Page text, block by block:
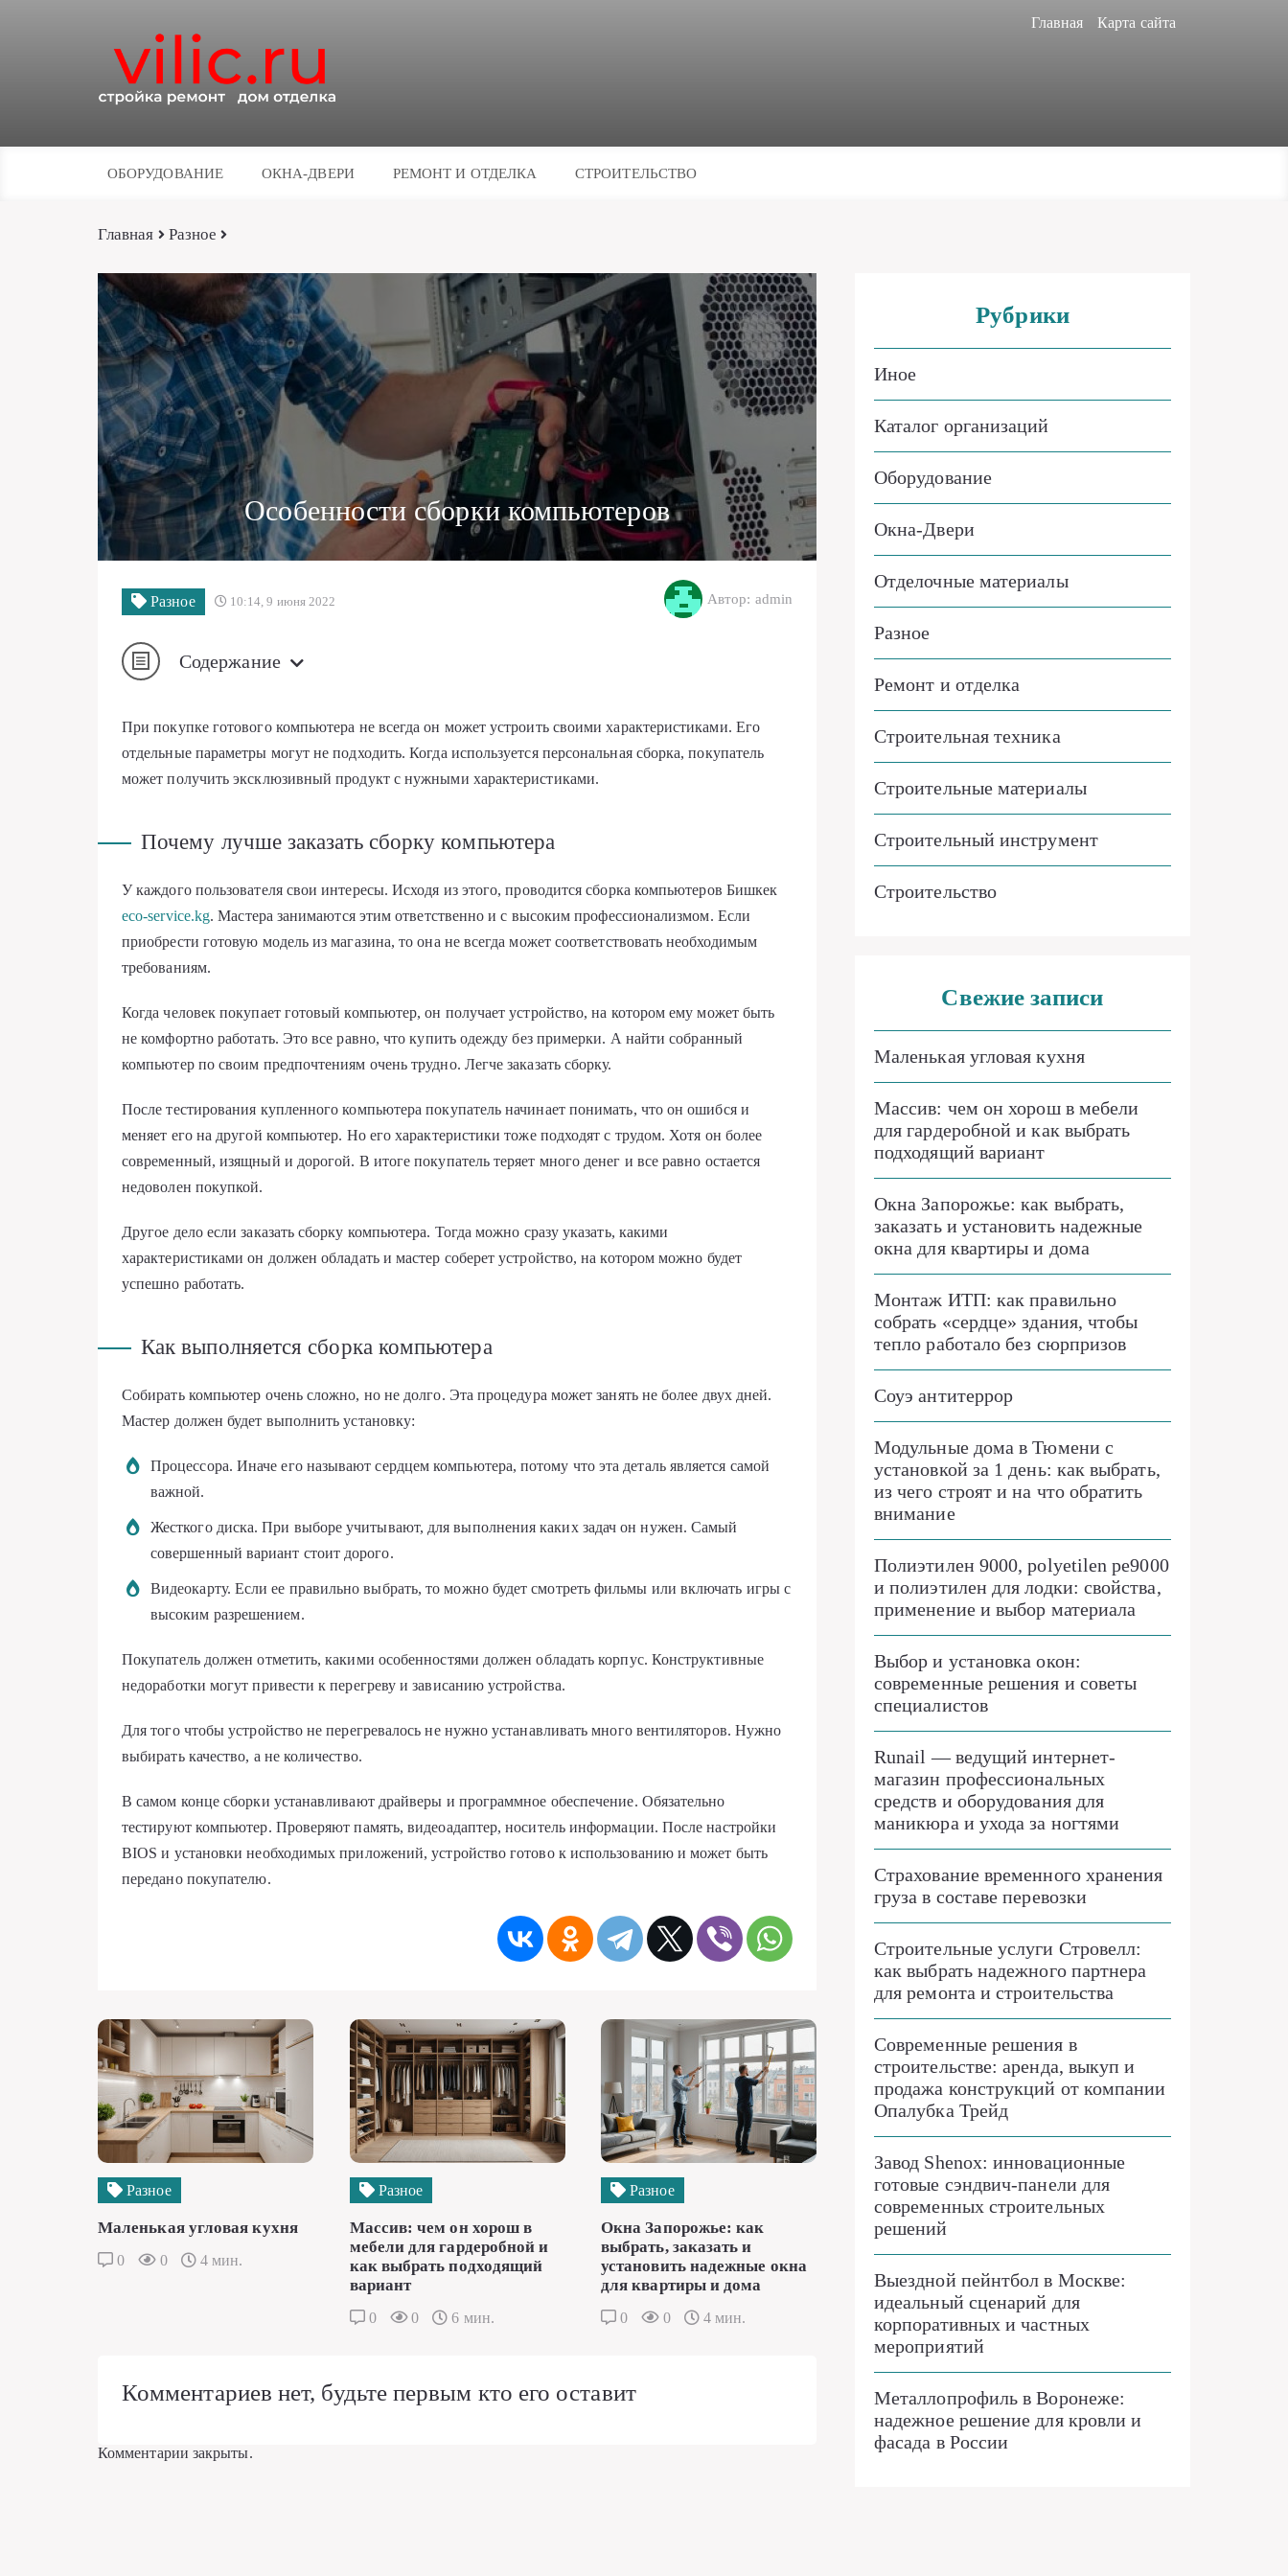
Главная Карта сайта
ОБОРУДОВАНИЕ ОКНА-ДВЕРИ РЕМОНТ И ОТДЕЛКА СТРОИТЕЛЬСТВО
Главная Разное
Особенности сборки компьютеров
Разное 10:14, 9 июня 2022 Автор: admin
Содержание
При покупке готового компьютера не всегда он может устроить своими характеристиками. Его
отдельные параметры могут не подходить. Когда используется персональная сборка, покупатель
может получить эксклюзивный продукт с нужными характеристиками.
Почему лучше заказать сборку компьютера
У каждого пользователя свои интересы. Исходя из этого, проводится сборка компьютеров Бишкек
eco-service.kg. Мастера занимаются этим ответственно и с высоким профессионализмом. Если
приобрести готовую модель из магазина, то она не всегда может соответствовать необходимым
требованиям.
Когда человек покупает готовый компьютер, он получает устройство, на котором ему может быть
не комфортно работать. Это все равно, что купить одежду без примерки. А найти собранный
компьютер по своим предпочтениям очень трудно. Легче заказать сборку.
После тестирования купленного компьютера покупатель начинает понимать, что он ошибся и
меняет его на другой компьютер. Но его характеристики тоже подходят с трудом. Хотя он более
современный, изящный и дорогой. В итоге покупатель теряет много денег и все равно остается
недоволен покупкой.
Другое дело если заказать сборку компьютера. Тогда можно сразу указать, какими
характеристиками он должен обладать и мастер соберет устройство, на котором можно будет
успешно работать.
Как выполняется сборка компьютера
Собирать компьютер очень сложно, но не долго. Эта процедура может занять не более двух дней.
Мастер должен будет выполнить установку:
Процессора. Иначе его называют сердцем компьютера, потому что эта деталь является самой
важной.
Жесткого диска. При выборе учитывают, для выполнения каких задач он нужен. Самый
совершенный вариант стоит дорого.
Видеокарту. Если ее правильно выбрать, то можно будет смотреть фильмы или включать игры с
высоким разрешением.
Покупатель должен отметить, какими особенностями должен обладать корпус. Конструктивные
недоработки могут привести к перегреву и зависанию устройства.
Для того чтобы устройство не перегревалось не нужно устанавливать много вентиляторов. Нужно
выбирать качество, а не количество.
В самом конце сборки устанавливают драйверы и программное обеспечение. Обязательно
тестируют компьютер. Проверяют память, видеоадаптер, носитель информации. После настройки
BIOS и установки необходимых приложений, устройство готово к использованию и может быть
передано покупателю.
Разное
Маленькая угловая кухня
0 0 4 мин.
Разное
Массив: чем он хорош в
мебели для гардеробной и
как выбрать подходящий
вариант
0 0 6 мин.
Разное
Окна Запорожье: как
выбрать, заказать и
установить надежные окна
для квартиры и дома
0 0 4 мин.
Комментариев нет, будьте первым кто его оставит
Комментарии закрыты.
Рубрики
Иное
Каталог организаций
Оборудование
Окна-Двери
Отделочные материалы
Разное
Ремонт и отделка
Строительная техника
Строительные материалы
Строительный инструмент
Строительство
Свежие записи
Маленькая угловая кухня
Массив: чем он хорош в мебели
для гардеробной и как выбрать
подходящий вариант
Окна Запорожье: как выбрать,
заказать и установить надежные
окна для квартиры и дома
Монтаж ИТП: как правильно
собрать «сердце» здания, чтобы
тепло работало без сюрпризов
Соуэ антитеррор
Модульные дома в Тюмени с
установкой за 1 день: как выбрать,
из чего строят и на что обратить
внимание
Полиэтилен 9000, polyetilen pe9000
и полиэтилен для лодки: свойства,
применение и выбор материала
Выбор и установка окон:
современные решения и советы
специалистов
Runail — ведущий интернет-
магазин профессиональных
средств и оборудования для
маникюра и ухода за ногтями
Страхование временного хранения
груза в составе перевозки
Строительные услуги Стровелл:
как выбрать надежного партнера
для ремонта и строительства
Современные решения в
строительстве: аренда, выкуп и
продажа конструкций от компании
Опалубка Трейд
Завод Shenox: инновационные
готовые сэндвич-панели для
современных строительных
решений
Выездной пейнтбол в Москве:
идеальный сценарий для
корпоративных и частных
мероприятий
Металлопрофиль в Воронеже:
надежное решение для кровли и
фасада в России